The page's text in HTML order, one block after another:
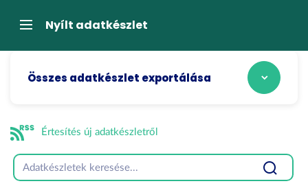
átugrásaNavigációNyílt adatkészlet
Összes adatkészlet exportálása
Értesítés új adatkészletről